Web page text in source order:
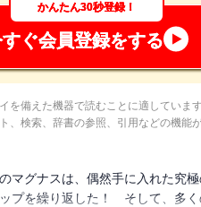
かんたん30秒登録！
ぐ会員登録をする
備えた機器で読むことに適しています
検索、辞書の参照、引用などの機能
マグナスは、偶然手に入れた究
プを繰り返した！ そして、多く